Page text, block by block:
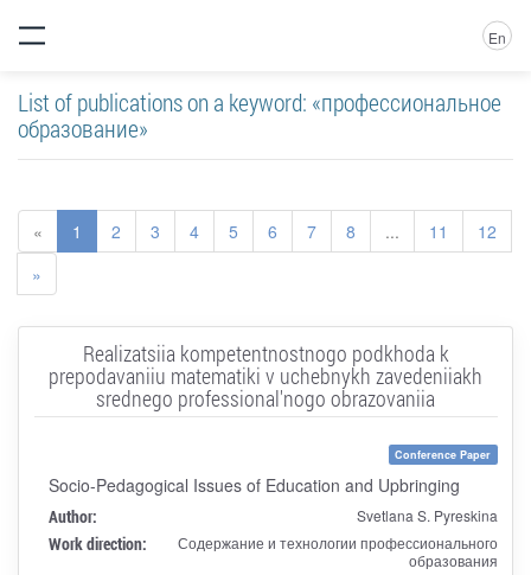
En
List of publications on a keyword: «профессиональное
образование»
« 1 2 3 4 5 6 7 8 ... 11
12
»
Realizatsiia kompetentnostnogo podkhoda k
prepodavaniiu matematiki v uchebnykh zavedeniiakh
srednego professional'nogo obrazovaniia
Conference Paper
Socio-Pedagogical Issues of Education and Upbringing
Author: Svetlana S. Pyreskina
Work direction:
Содержание и технологии профессионального
образования